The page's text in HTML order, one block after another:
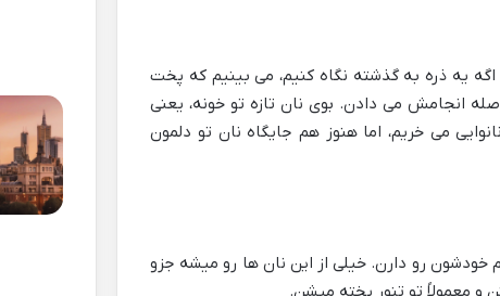
اگه یه ذره به گذشته نگاه کنیم، می بینیم که پخت
انجامش می دادن. بوی نان تازه تو خونه، یعنی
می خریم، اما هنوز هم جایگاه نان تو دلمون
خودشون رو دارن. خیلی از این نان ها رو میشه جزو